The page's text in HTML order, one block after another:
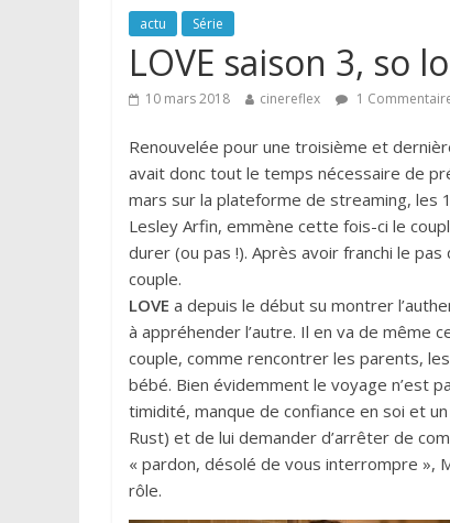
actu Série
LOVE saison 3, so
10 mars 2018 cinereflex 1
Renouvelée pour une troisième et
avait donc tout le temps nécessaire de
mars sur la plateforme de streaming, les
Lesley Arfin, emmène cette fois-ci le
durer (ou pas !). Après avoir franchi le
couple.
LOVE a depuis le début su montrer
à appréhender l’autre. Il en va de même
couple, comme rencontrer les parents,
bébé. Bien évidemment le voyage n’est
timidité, manque de confiance en soi et
Rust) et de lui demander d’arrêter de
« pardon, désolé de vous interrompre »,
rôle.